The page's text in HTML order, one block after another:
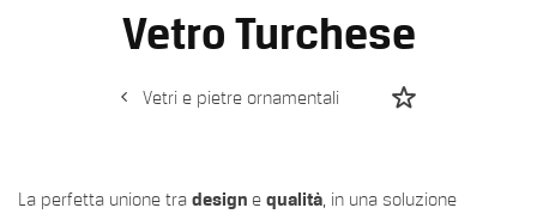
Vetro Turchese
Vetri e pietre ornamentali
La perfetta unione tra design e qualità , in una soluzione